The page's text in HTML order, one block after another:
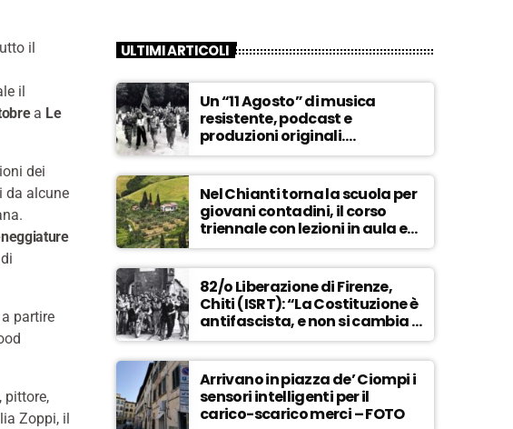
il
il
a Le
dei
da alcune
partire
pittore,
Zoppi, il
ULTIMI ARTICOLI
Un “11 Agosto” di musica
resistente, podcast e
produzioni originali.
Novaradio festeggia in onda
la Liberazione di Firenze
Nel Chianti torna la scuola per
giovani contadini, il corso
triennale con lezioni in aula e
tra i campi – ASCOLTA
82/o Liberazione di Firenze,
Chiti (ISRT): “La Costituzione è
antifascista, e non si cambia a
maggioranza” – ASCOLTA
Arrivano in piazza de’ Ciompi i
sensori intelligenti per il
carico-scarico merci – FOTO